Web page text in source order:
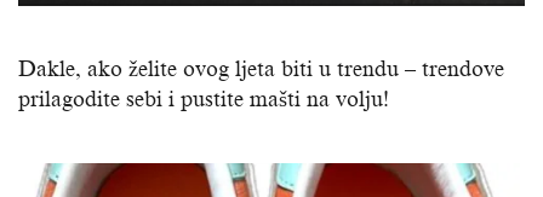
Dakle, ako želite ovog ljeta biti u trendu – trendove
prilagodite sebi i pustite mašti na volju!